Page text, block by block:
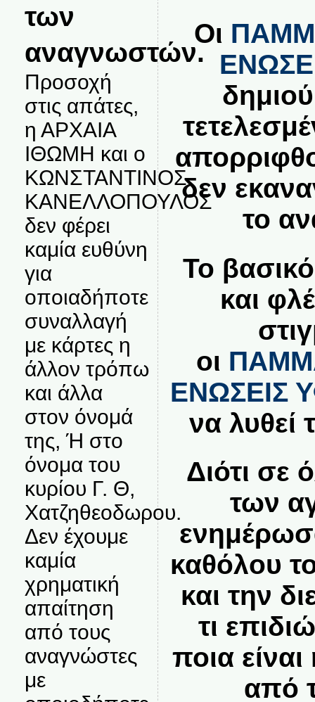
των
αναγνωστών.
Προσοχή
στις απάτες,
η ΑΡΧΑΙΑ
ΙΘΩΜΗ και ο
ΚΩΝΣΤΑΝΤΙΝΟΣ
ΚΑΝΕΛΛΟΠΟΥΛΟΣ
δεν φέρει
καμία ευθύνη
για
οποιαδήποτε
συναλλαγή
με κάρτες η
άλλον τρόπω
και άλλα
στον όνομά
της, Ή στο
όνομα του
κυρίου Γ. Θ,
Χατζηθεοδωρου.
Δεν έχουμε
καμία
χρηματική
απαίτηση
από τους
αναγνώστες
με
Οι
δεν
το
Το
και
οι
ΕΝΩΣΕΙΣ
να λυθεί
Διότι σε
των
καθόλου
και την
τι
ποια
από